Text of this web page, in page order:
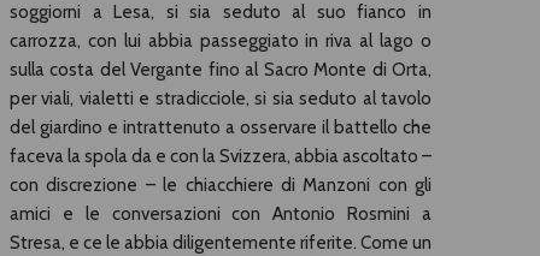
soggiorni a Lesa, si sia seduto al suo fianco in
carrozza, con lui abbia passeggiato in riva al lago o
sulla costa del Vergante fino al Sacro Monte di Orta,
per viali, vialetti e stradicciole, si sia seduto al tavolo
del giardino e intrattenuto a osservare il battello che
faceva la spola da e con la Svizzera, abbia ascoltato –
con discrezione – le chiacchiere di Manzoni con gli
amici e le conversazioni con Antonio Rosmini a
Stresa, e ce le abbia diligentemente riferite. Come un